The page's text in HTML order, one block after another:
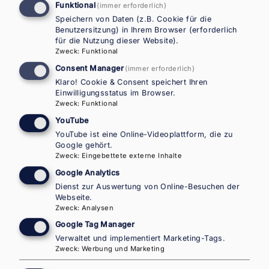
Fluchtforschung und -
management (FORM)
Die Veranstaltung wird von WU‑Rektor
Rupert Sausgruber sowie Christian Konrad,
Vorstand des Fördervereins FORM, eröffnet.
Die Keynote hält Naika Foroutan, Direktorin
des FORM‑Partnerinstituts DeZIM in Berlin.
Weiterlesenüber
Eröffnungskonferenz
2026
des
Forschungsinstituts
für
Migrations-
und
Fluchtforschung
und
Funktional (immer erforderlich)
Speichern von Daten (z.B. Cookie für die
Benutzersitzung) in Ihrem Browser (erforderlich
für die Nutzung dieser Website).
Zweck: Funktional
Consent Manager (immer erforderlich)
Klaro! Cookie & Consent speichert Ihren
Einwilligungsstatus im Browser.
Zweck: Funktional
YouTube
YouTube ist eine Online-Videoplattform, die zu
Google gehört.
Zweck: Eingebettete externe Inhalte
Google Analytics
Dienst zur Auswertung von Online-Besuchen der
Webseite.
Zweck: Analysen
Google Tag Manager
Verwaltet und implementiert Marketing-Tags.
Zweck: Werbung und Marketing